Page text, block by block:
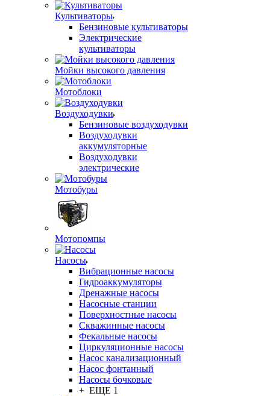
Культиваторы
Бензиновые культиваторы
Электрические
культиваторы
Мойки высокого давления
Мотоблоки
Воздуходувки
Бензиновые воздуходувки
Воздуходувки
аккумуляторные
Воздуходувки
электрические
Мотобуры
Мотопомпы
Насосы
Вибрационные насосы
Гидроаккумуляторы
Дренажные насосы
Насосные станции
Поверхностные насосы
Скважинные насосы
Фекальные насосы
Циркуляционные насосы
Насос канализационный
Насос фонтанный
Насосы бочковые
+ ЕЩЕ 1